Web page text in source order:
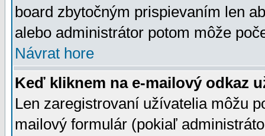
board zbytočným prispievaním len
alebo administrátor potom môže
Návrat hore
Keď kliknem na e-mailový odkaz
Len zaregistrovaní užívatelia môžu
mailový formulár (pokiaľ